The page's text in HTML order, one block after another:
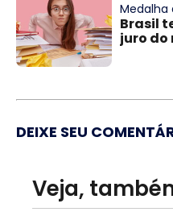
Medalha
Brasil
juro do
DEIXE SEU
Veja,